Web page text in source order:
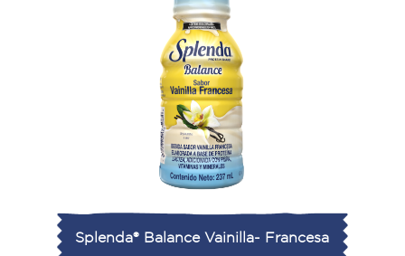
Splenda® Balance Vainilla- Francesa